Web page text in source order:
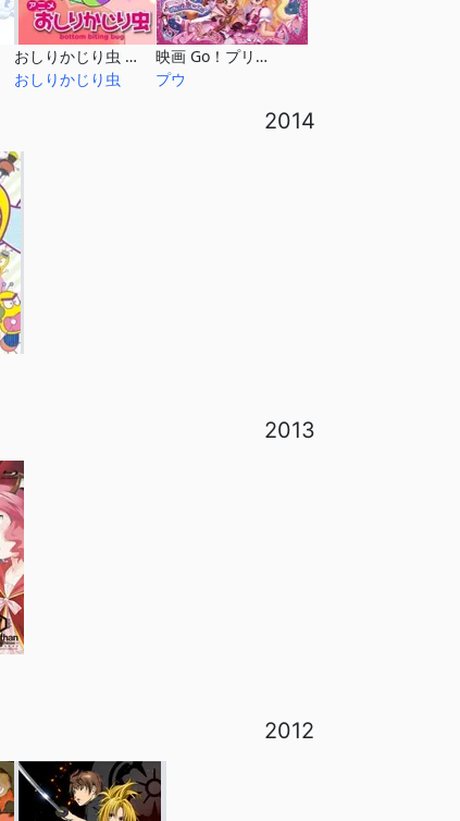
おしりかじり虫 (第4シリーズ)
おしりかじり虫
映画 Go！プリンセスプリキュア Go！Go!!豪華3本立て!!!
プウ
2014
2013
2012